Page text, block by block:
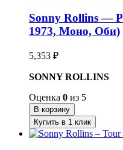
Sonny Rollins —
1973, Моно, Оби)
5,353 ₽
SONNY ROLLINS
Оценка 0 из 5
В корзину
Купить в 1 клик